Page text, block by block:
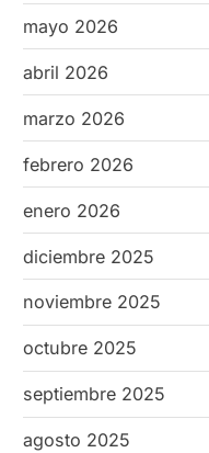
mayo 2026
abril 2026
marzo 2026
febrero 2026
enero 2026
diciembre 2025
noviembre 2025
octubre 2025
septiembre 2025
agosto 2025